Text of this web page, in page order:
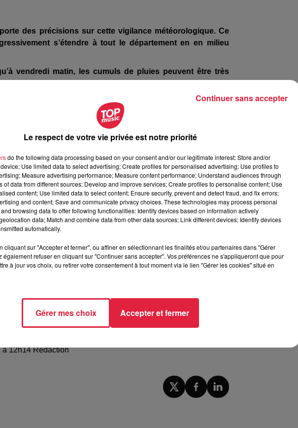
des précisions sur cette vigilance météorologique. Ce
s’étendre à tout le département en en milieu
vendredi matin, les cumuls de pluies peuvent être très
50 à 60 mm en cas d’orages peu mobiles,
60 mm, voire plus.
sont les suivantes :
des dégâts importants, notamment sur l'habitat léger et les
très rapidement.
forêt suite à des impacts de foudre non accompagnés de
les conseils de comportements suivants :
mettre à l’abri les objets sensibles auvent. Abritez-vous hors
vos activités de loisirs. Évitez les promenades en forêts et les
être témoins.
voie immergée ou à proximité d’un cours d’eau. Un véhicule
les sous-sols.
à 12h14 Rédaction
Le respect de votre vie privée est notre priorité
do the following data processing based on your consent and/or our legitimate interest: Store and/or
Use limited data to select advertising; Create profiles for personalised advertising; Use profiles to
Measure advertising performance; Measure content performance; Understand audiences through
of data from different sources; Develop and improve services; Create profiles to personalise content; Use
content; Use limited data to select content; Ensure security, prevent and detect fraud, and fix errors;
and content; Save and communicate privacy choices. These technologies may process personal
browsing data to offer following functionalities: Identify devices based on information actively
data; Match and combine data from other data sources; Link different devices; Identify devices
automatically.
cliquant sur "Accepter et fermer", ou affiner en sélectionnant les finalités et/ou partenaires dans "Gérer
également refuser en cliquant sur "Continuer sans accepter". Vos préférences ne s'appliqueront que pour
à jour vos choix, ou retirer votre consentement à tout moment via le lien "Gérer les cookies" situé en
Gérer mes choix Accepter et fermer
Continuer sans accepter